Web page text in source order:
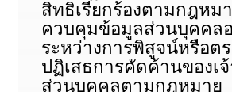
สิทธิเรียกร้องตามกฎหม
ควบคุมข้อมูลส่วนบุคคล
ระหว่างการพิสูจน์หรือต
ปฏิเสธการคัดค้านของเ
ส่วนบุคคลตามก